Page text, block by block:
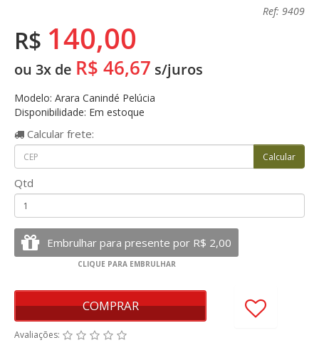
Ref: 9409
R$ 140,00
ou 3x de R$ 46,67 s/juros
Modelo: Arara Canindé Pelúcia
Disponibilidade: Em estoque
Calcular frete:
Qtd
COMPRAR
Avaliações: